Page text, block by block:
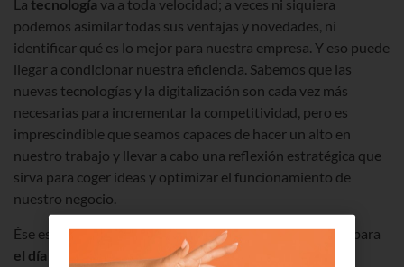
La tecnología va a toda velocidad; a veces ni siquiera
podemos asimilar todas sus ventajas y novedades, ni
identificar qué es lo mejor para nuestra empresa. Y eso puede
llegar a condicionar nuestra eficiencia. Sabemos que las
nuevas tecnologías y la digitalización son cada vez más
necesarias para incrementar la competitividad, pero es
imprescindible que seamos capaces de hacer un alto en
nuestro trabajo y llevar a cabo una reflexión estratégica que
sirva para coger ideas y optimizar el funcionamiento de
nuestro negocio.
Ése es el objetivo del encuentro que hemos organizado para
el día 12 en la Torre IberdroladeBilbao